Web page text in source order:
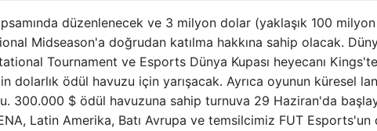
düzenlenecek ve 3 milyon dolar (yaklaşık 100
Midseason'a doğrudan katılma hakkına sahip olacak.
Tournament ve Esports Dünya Kupası heyecanı Kings'te
dolarlık ödül havuzu için yarışacak. Ayrıca oyunun küresel
300.000 $ ödül havuzuna sahip turnuva 29 Haziran'da
Latin Amerika, Batı Avrupa ve temsilcimiz FUT Esports'un